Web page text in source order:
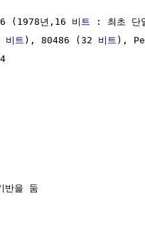
(1978년,16
비트
: 최초 단
비트 ), 80486 (32 비트 ),
반을 둠